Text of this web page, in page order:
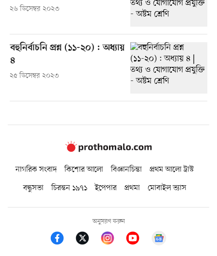
২৬ ডিসেম্বর ২০২৩
বহুনির্বাচনি প্রশ্ন (১১-২০) : অধ্যায়
৪
২৫ ডিসেম্বর ২০২৩
নাগরিক সংবাদ কিশোর আলো বিজ্ঞানচিন্তা
প্রথম আলো ট্রাস্ট
বন্ধুসভা
চিরন্তন ১৯৭১ ইপেপার প্রথমা মোবাইল ভ্যাস
অনুসরণ করুন